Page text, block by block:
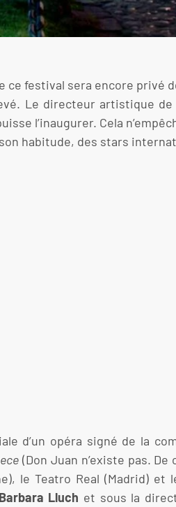
ce festival sera encore privé
Le directeur artistique
l’inaugurer. Cela
habitude, des stars
d’un opéra signé de la
(Don Juan n’existe pas.
le Teatro Real (Madrid) et
Barbara Lluch et sous la